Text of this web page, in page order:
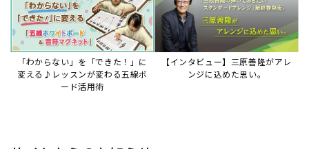
8月6日障害発生のお知らせ